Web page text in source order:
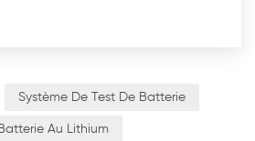
Système De Test De Batterie
Au Lithium